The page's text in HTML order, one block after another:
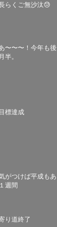
らくご無沙汰😓
〜〜〜！今年も後
月半。
目標達成
がつけば平成もあ
１週間
り道終了